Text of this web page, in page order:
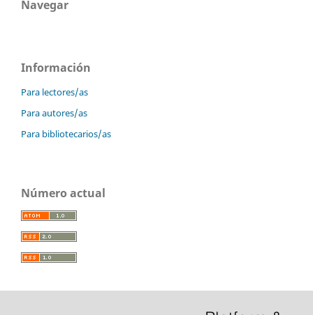
Navegar
Información
Para lectores/as
Para autores/as
Para bibliotecarios/as
Número actual